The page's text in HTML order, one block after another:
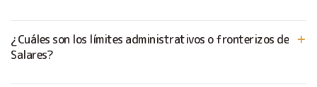
¿Cuáles son los límites administrativos o fronterizos de
Salares?